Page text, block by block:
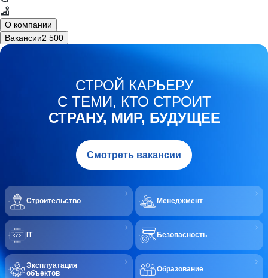
О компании
Вакансии2 500
СТРОЙ КАРЬЕРУ
С ТЕМИ, КТО СТРОИТ
СТРАНУ, МИР, БУДУЩЕЕ
Смотреть вакансии
Строительство Менеджмент
IT Безопасность
Эксплуатация
объектов
Образование